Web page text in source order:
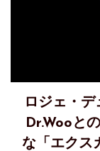
ロジェ・デ
Dr.Wooと
な「エクス